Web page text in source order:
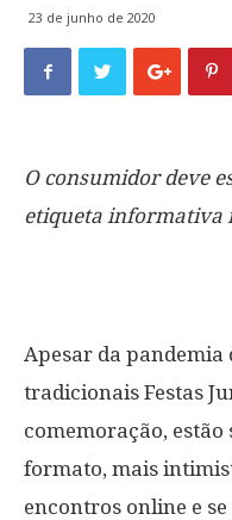
23 de junho de 2020
O consumidor deve
etiqueta informativa
Apesar da pandemia
tradicionais Festas
comemoração,
formato, mais
encontros online e